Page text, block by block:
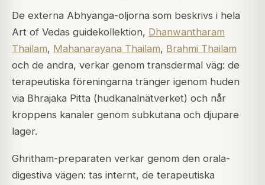
De externa Abhyanga-oljorna som beskrivs i hela
Art of Vedas guidekollektion, Dhanwantharam
Thailam, Mahanarayana Thailam, Brahmi Thailam
och de andra, verkar genom transdermal väg: de
terapeutiska föreningarna tränger igenom huden
via Bhrajaka Pitta (hudkanalnätverket) och når
kroppens kanaler genom subkutana och djupare
lager.
Ghritham-preparaten verkar genom den orala-
digestiva vägen: tas internt, de terapeutiska